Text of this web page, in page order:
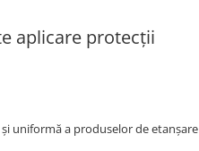
aplicare protecții
uniformă a produselor de etanșare